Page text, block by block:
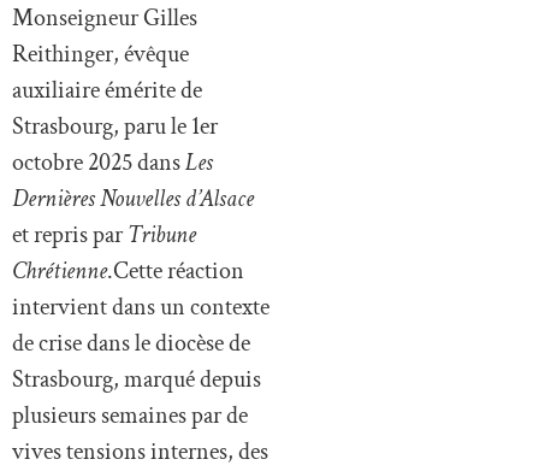
Monseigneur Gilles
Reithinger, évêque
auxiliaire émérite de
Strasbourg, paru le 1er
octobre 2025 dansLes
Dernières Nouvelles d’Alsace
et repris parTribune
Chrétienne.Cette réaction
intervient dans un contexte
de crise dans le diocèse de
Strasbourg, marqué depuis
plusieurs semaines par de
vives tensions internes, des